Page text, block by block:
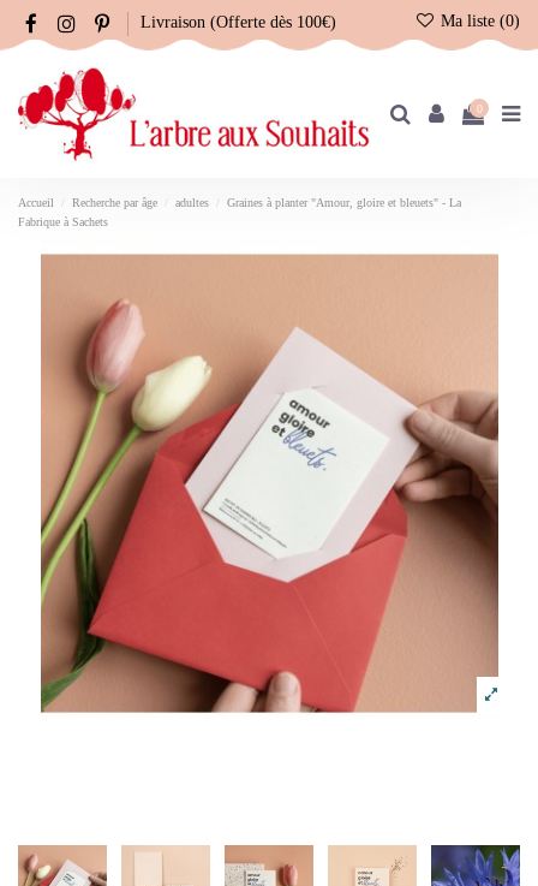
Livraison (Offerte dès 100€) Ma liste (0)
0
Accueil Recherche par âge adultes
Graines à planter "Amour, gloire et bleuets" - La
Fabrique à Sachets